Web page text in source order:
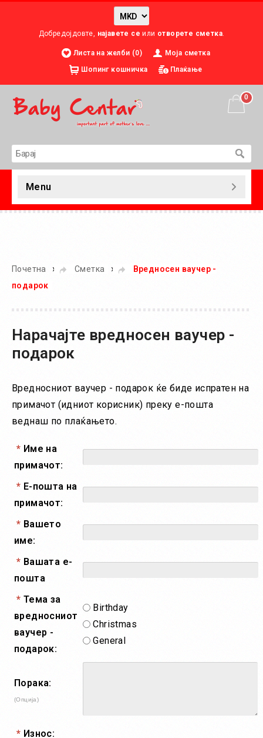
Добредојдовте, најавете се или отворете сметка.
Листа на желби (0)
Моја сметка
Шопинг кошничка
Плаќање
0
Menu
Почетна » Сметка »
Вредносен ваучер -
подарок
Нарачајте вредносен ваучер -
подарок
Вредносниот ваучер - подарок ќе биде испратен на
примачот (идниот корисник) преку е-пошта
веднаш по плаќањето.
* Име на
примачот:
* Е-пошта на
примачот:
* Вашето
име:
* Вашата е-
пошта
* Тема за
вредносниот
ваучер -
подарок:
Birthday
Christmas
General
Порака:
(Опција)
* Износ: